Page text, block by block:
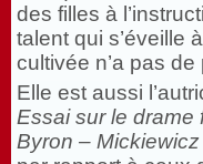
des filles à
talent qui s’éveille
cultivée n’a pas
Elle est aussi
Essai sur le drame
Byron – Mickiewicz